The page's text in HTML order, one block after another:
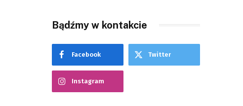
Bądźmy w kontakcie
Facebook Twitter
Instagram